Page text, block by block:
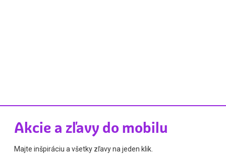
Akcie a zľavy do mobilu
Majte inšpiráciu a všetky zľavy na jeden klik.